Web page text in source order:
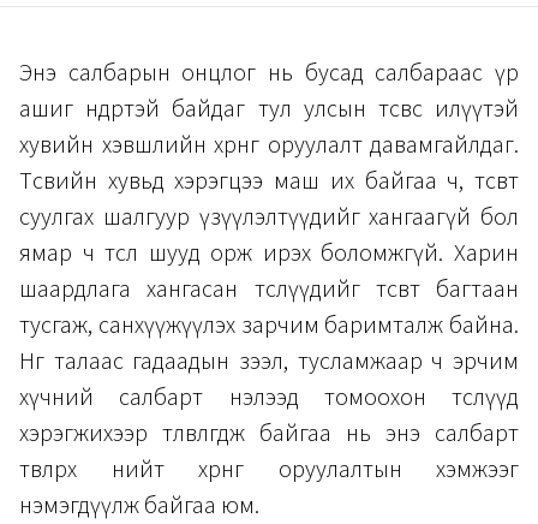
Энэ салбарын онцлог нь бусад салбараас үр
ашиг өндөртэй байдаг тул улсын төсвөөс илүүтэй
хувийн хэвшлийн хөрөнгө оруулалт давамгайлдаг.
Төсвийн хувьд хэрэгцээ маш их байгаа ч, төсөвт
суулгах шалгуур үзүүлэлтүүдийг хангаагүй бол
ямар ч төсөл шууд орж ирэх боломжгүй. Харин
шаардлага хангасан төслүүдийг төсөвт багтаан
тусгаж, санхүүжүүлэх зарчим баримталж байна.
Нөгөө талаас гадаадын зээл, тусламжаар ч эрчим
хүчний салбарт нэлээд томоохон төслүүд
хэрэгжихээр төлөвлөгдөж байгаа нь энэ салбарт
төвлөрөх нийт хөрөнгө оруулалтын хэмжээг
нэмэгдүүлж байгаа юм.